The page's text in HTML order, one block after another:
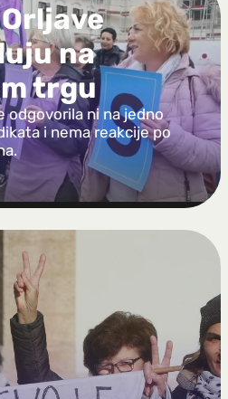
na
trgu
odgovorila ni na jedno
i nema reakcije po